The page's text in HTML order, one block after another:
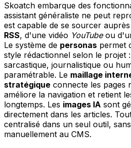
Skoatch embarque des
assistant généraliste ne peut
est capable de se sourcer
RSS, d'une vidéo YouTubeou
Le système de personas permet
style rédactionnel selon le projet
sarcastique, journalistique ou
paramétrable. Le maillage
stratégique connecte les pages
améliore la navigation et retient
longtemps. Les images IA sont
directement dans les articles.
centralisé dans un seul outil,
manuellement au CMS.